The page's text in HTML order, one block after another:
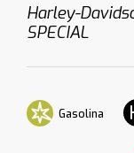
Harley-
SPECIAL
Gasolina